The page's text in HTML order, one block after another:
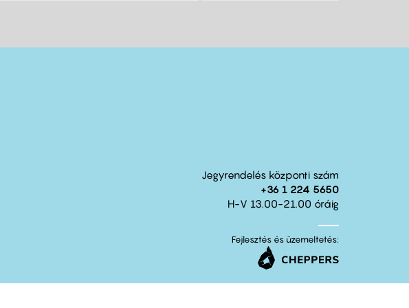
Jegyrendelés központi szám
+36 1 224 5650
H-V 13.00-21.00 óráig
Fejlesztés és üzemeltetés: